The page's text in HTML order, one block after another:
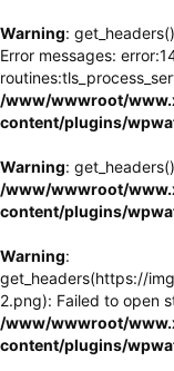
Warning:
Error messages:
/www/wwwroot/
content/plugins/
Warning:
/www/wwwroot/
content/plugins/
Warning:
get_headers(https://
2.png): Failed to open
/www/wwwroot/
content/plugins/